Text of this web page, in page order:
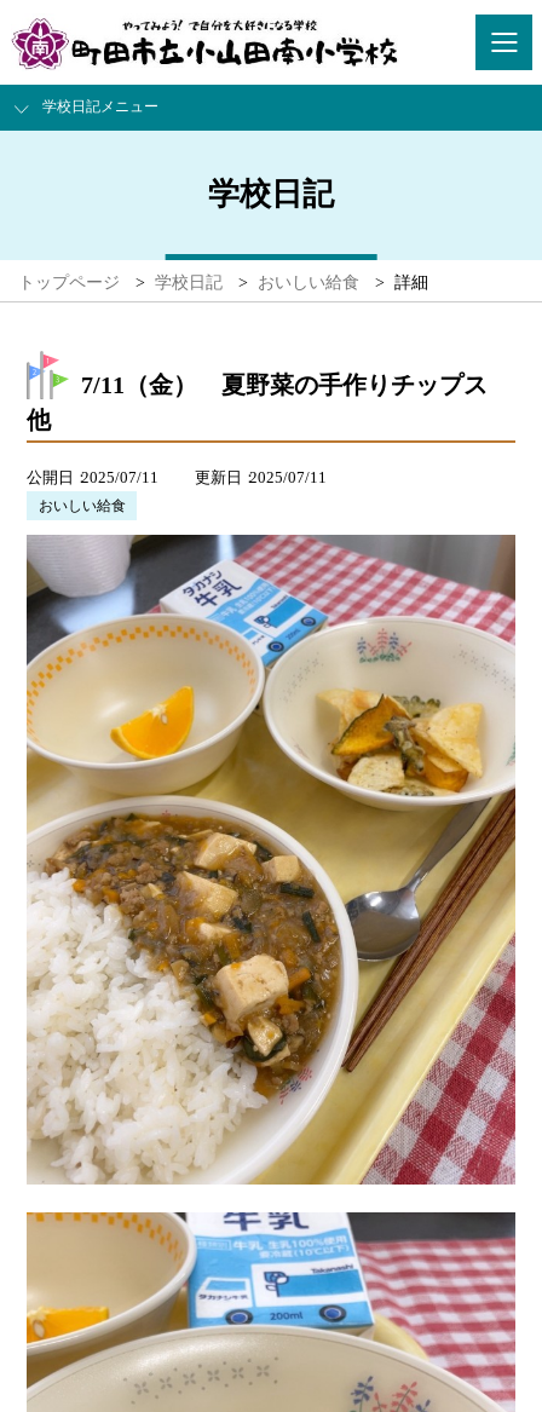
学校日記メニュー
学校日記
トップページ > 学校日記 > おいしい給食 > 詳細
7/11（金） 夏野菜の手作りチップス
他
公開日 2025/07/11 更新日 2025/07/11
おいしい給食